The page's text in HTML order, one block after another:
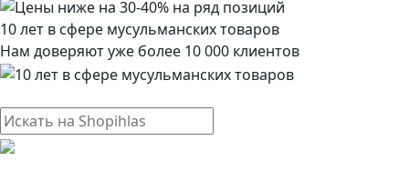
10 лет в сфере мусульманских товаров
Нам доверяют уже более 10 000 клиентов